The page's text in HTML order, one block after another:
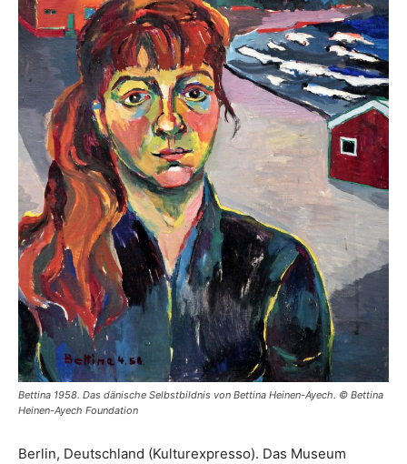
Bettina 1958. Das dänische Selbstbildnis von Bettina Heinen-Ayech. © Bettina
Heinen-Ayech Foundation
Berlin, Deutschland (Kulturexpresso). Das Museum